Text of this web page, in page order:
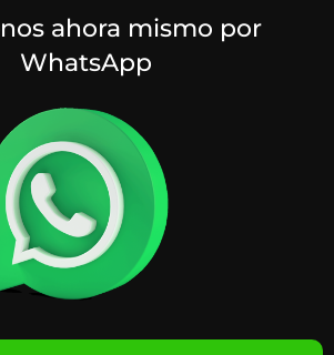
ahora mismo por
WhatsApp